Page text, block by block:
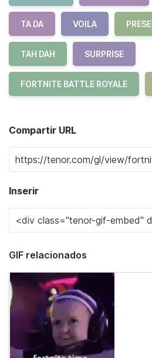
TA DA VOILA
TAH DAH SURPRISE
FORTNITE BATTLE ROYALE
Compartir URL
Inserir
GIF relacionados